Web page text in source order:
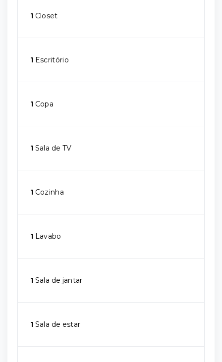
1 Closet
1 Escritório
1 Copa
1 Sala de TV
1 Cozinha
1 Lavabo
1 Sala de jantar
1 Sala de estar